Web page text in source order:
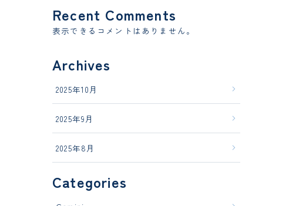
Recent Comments
表示できるコメントはありません。
Archives
2025年10月
2025年9月
2025年8月
Categories